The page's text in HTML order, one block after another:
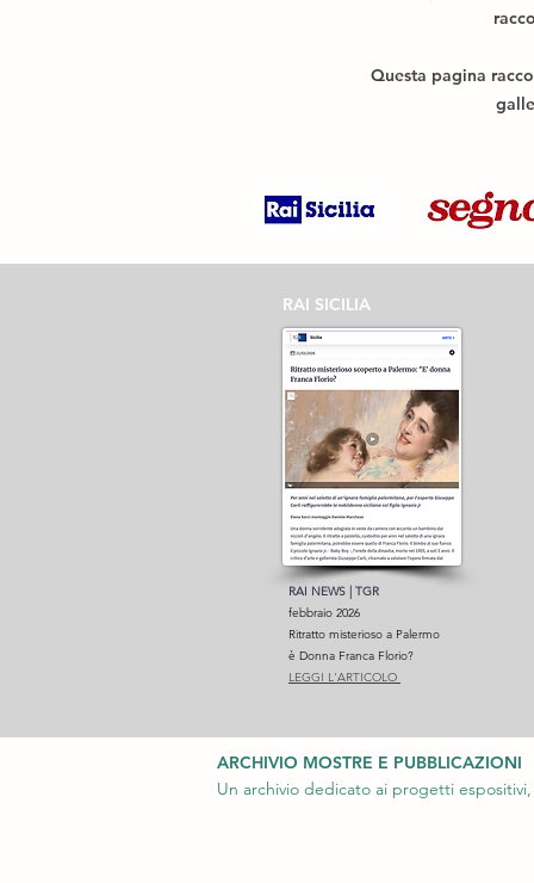
Questa pagina
RAI SICILIA
RAI NEWS | TGR
febbraio 2026
Ritratto misterioso a Palermo
è Donna Franca Florio?
LEGGI L'ARTICOLO
ARCHIVIO MOSTRE E PUBBLICAZIONI
Un archivio dedicato ai progetti espositivi,